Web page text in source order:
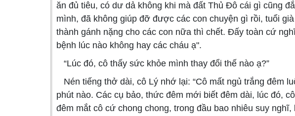
ăn đủ tiêu, có dư dả không khi mà đất Thủ Đô cái gì cũng
mình, đã không giúp đỡ được các con chuyện gì rồi, tuổi
thành gánh nặng cho các con nữa thì chết. Đấy toàn cứ
bệnh lúc nào không hay các cháu ạ".
“Lúc đó, cô thấy sức khỏe mình thay đổi thế nào ạ?”
Nén tiếng thở dài, cô Lý nhớ lại: “Cô mất ngủ trắng đêm
phút nào. Các cụ bảo, thức đêm mới biết đêm dài, lúc đó,
đêm mắt cô cứ chong chong, trong đầu bao nhiêu suy